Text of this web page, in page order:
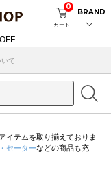
カート
0
BRAND
て
イテムを取り揃えておりま
セーターなどの商品も充